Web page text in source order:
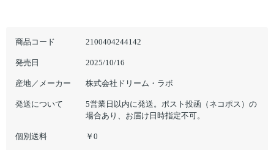
商品コード 2100404244142
発売日 2025/10/16
産地／メーカー 株式会社ドリーム・ラボ
発送について
5営業日以内に発送。ポスト投函（ネコポス）の
場合あり、お届け日時指定不可。
個別送料 ￥0